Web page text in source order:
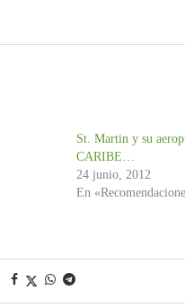
St. Martin y su
CARIBE…
24 junio, 2012
En